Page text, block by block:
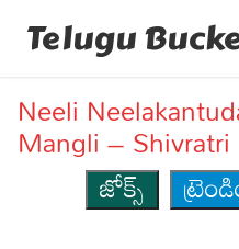
Telugu
Neeli
Mangli – Shivratri
జోక్స్